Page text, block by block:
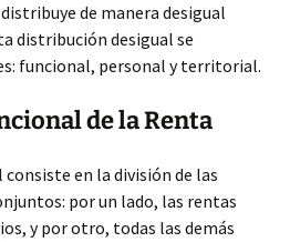
de manera desigual
distribución desigual se
funcional, personal y territorial.
de la Renta
en la división de las
por un lado, las rentas
y por otro, todas las demás